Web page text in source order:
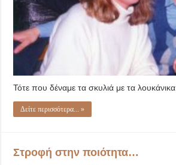
Τότε που δέναμε τα σκυλιά με τα λουκάνικα.
Δείτε περισσότερα... »
Στροφή στην ποιότητα…